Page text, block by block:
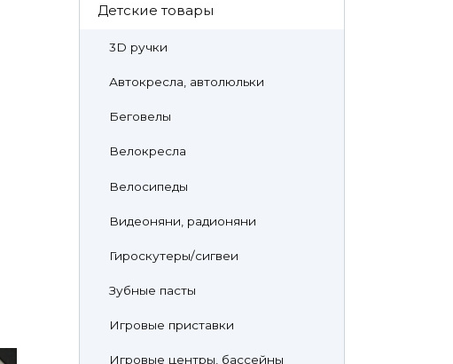
Детские товары
3D ручки
Автокресла, автолюльки
Беговелы
Велокресла
Велосипеды
Видеоняни, радионяни
Гироскутеры/сигвеи
Зубные пасты
Игровые приставки
Игровые центры, бассейны